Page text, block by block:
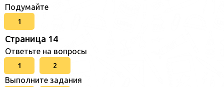
Подумайте
1
Страница 14
Ответьте на вопросы
1 2
Выполните задания